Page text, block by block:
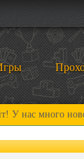
нового и